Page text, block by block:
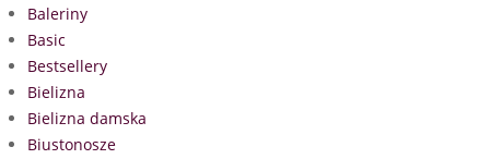
Baleriny
Basic
Bestsellery
Bielizna
Bielizna damska
Biustonosze